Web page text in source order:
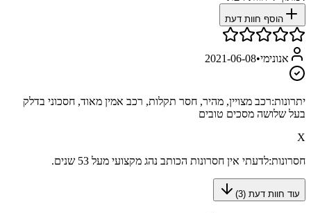
הוסף חוות דעת
אנונימי•
2021-06-08
יתרונות:רכב מצויין, מהיר, חסר תקלות, רכב אמין מאוד, חסכוני בדלק
בעל שלושה מסכים טובים
X
חסרונות:לדעתי אין חסרונות הכותב נהג מקצועי מעל 53 שנים.
עוד חוות דעת (3
)